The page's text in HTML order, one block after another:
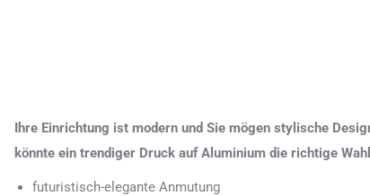
Ihre Einrichtung ist modern und Sie mögen stylische
könnte ein trendiger Druck auf Aluminium die richtige
futuristisch-elegante Anmutung